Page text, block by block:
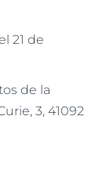
21 de
de la
3, 41092